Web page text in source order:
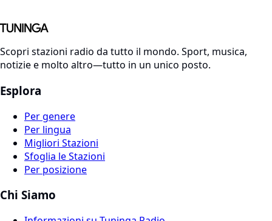
Scopri stazioni radio da tutto il mondo. Sport, musica,
notizie e molto altro—tutto in un unico posto.
Esplora
Per genere
Per lingua
Migliori Stazioni
Sfoglia le Stazioni
Per posizione
Chi Siamo